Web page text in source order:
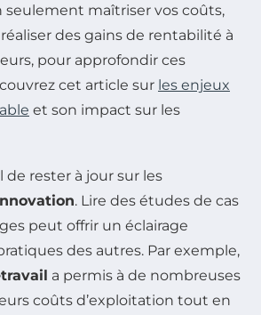
seulement maîtriser vos coûts,
des gains de rentabilité à
pour approfondir ces
cet article sur les enjeux
et son impact sur les
de rester à jour sur les
. Lire des études de cas
peut offrir un éclairage
des autres. Par exemple,
a permis à de nombreuses
coûts d’exploitation tout en